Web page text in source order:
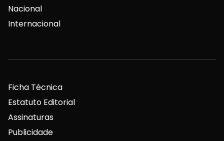
Nacional
Internacional
Ficha Técnica
Estatuto Editorial
Assinaturas
Publicidade